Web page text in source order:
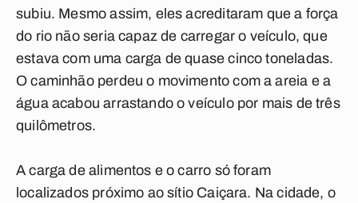
subiu. Mesmo assim, eles acreditaram que a força
do rio não seria capaz de carregar o veículo, que
estava com uma carga de quase cinco toneladas.
O caminhão perdeu o movimento com a areia e a
água acabou arrastando o veículo por mais de três
quilômetros.
A carga de alimentos e o carro só foram
localizados próximo ao sítio Caiçara. Na cidade, o